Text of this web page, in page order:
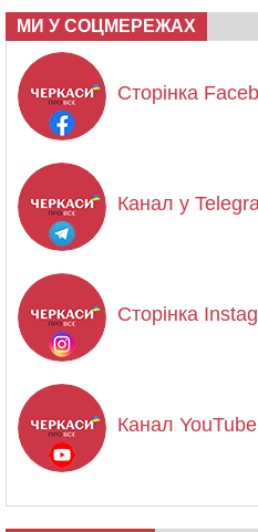
МИ У СОЦМЕРЕЖАХ
Сторінка
Канал у
Сторінка
Канал YouTube